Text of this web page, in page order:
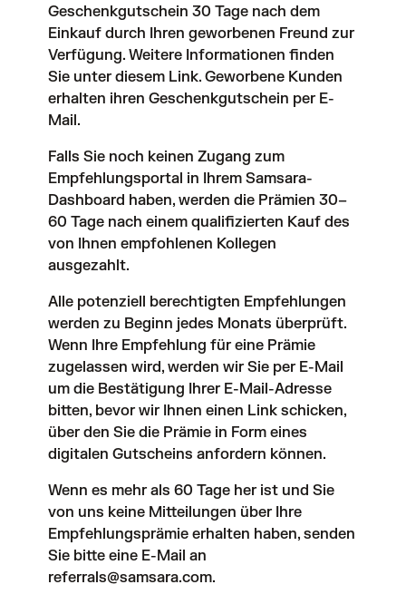
Geschenkgutschein 30 Tage nach dem
Einkauf durch Ihren geworbenen Freund zur
Verfügung. Weitere Informationen finden
Sie unter diesem Link. Geworbene Kunden
erhalten ihren Geschenkgutschein per E-
Mail.
Falls Sie noch keinen Zugang zum
Empfehlungsportal in Ihrem Samsara-
Dashboard haben, werden die Prämien 30–
60 Tage nach einem qualifizierten Kauf des
von Ihnen empfohlenen Kollegen
ausgezahlt.
Alle potenziell berechtigten Empfehlungen
werden zu Beginn jedes Monats überprüft.
Wenn Ihre Empfehlung für eine Prämie
zugelassen wird, werden wir Sie per E-Mail
um die Bestätigung Ihrer E-Mail-Adresse
bitten, bevor wir Ihnen einen Link schicken,
über den Sie die Prämie in Form eines
digitalen Gutscheins anfordern können.
Wenn es mehr als 60 Tage her ist und Sie
von uns keine Mitteilungen über Ihre
Empfehlungsprämie erhalten haben, senden
Sie bitte eine E-Mail an
referrals@samsara.com.